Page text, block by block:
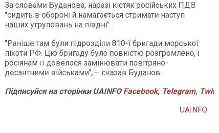
За словами Буданова, наразі кістяк російських ПДВ
"сидить в обороні й намагається стримати наступ
наших угруповань на півдні".
"Раніше там були підрозділи 810-ї бригади морської
піхоти РФ. Цю бригаду було повністю розгромлено, і
росіянам її довелося замінювати повітряно-
десантними військами", – сказав Буданов.
Підписуйся на сторінки UAINFO Facebook, Telegram,
UAINFO